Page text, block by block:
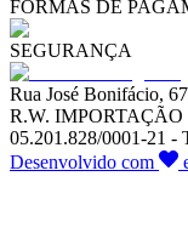
FORMAS DE
SEGURANÇA
Rua José Bonifácio,
R.W.
05.201.828/0001-21 -
Desenvolvido com